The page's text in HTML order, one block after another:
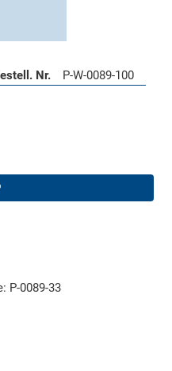
Nr. P-W-0089-100
P-0089-33